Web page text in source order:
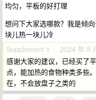
均匀，平板的好打理
想问下大家选哪款？我是倾
块儿热一块儿冷
Supplement 1 · 2024 年 5
感谢大家的建议，已经买了
点，能加热的食物种类多些
在，不会放盘子之类的